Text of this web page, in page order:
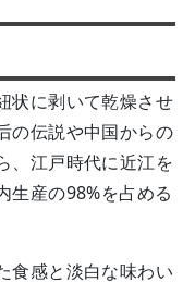
状に剥いて乾燥させ
の伝説や中国からの
、江戸時代に近江を
生産の98%を占める
食感と淡白な味わい